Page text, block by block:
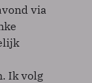
via
Ik volg